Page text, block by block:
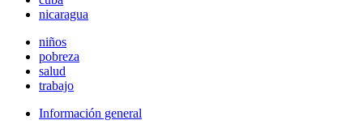
nicaragua
niños
pobreza
salud
trabajo
Información general